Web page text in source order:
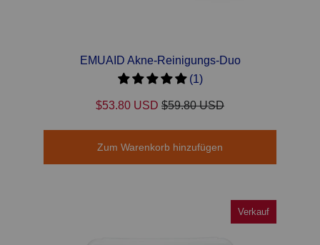
EMUAID Akne-Reinigungs-Duo
(1)
$53.80 USD $59.80 USD
Zum Warenkorb hinzufügen
Verkauf
Verkauf